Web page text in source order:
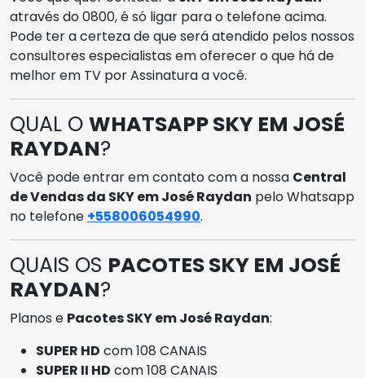
através do 0800, é só ligar para o telefone acima.
Pode ter a certeza de que será atendido pelos nossos
consultores especialistas em oferecer o que há de
melhor em TV por Assinatura a você.
QUAL O WHATSAPP SKY EM JOSÉ
RAYDAN?
Você pode entrar em contato com a nossa Central
de Vendas da SKY em José Raydan pelo Whatsapp
no telefone +558006054990.
QUAIS OS PACOTES SKY EM JOSÉ
RAYDAN?
Planos e Pacotes SKY em José Raydan:
SUPER HD com 108 CANAIS
SUPER II HD com 108 CANAIS